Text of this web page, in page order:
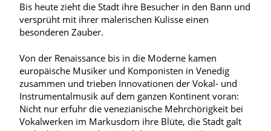
Bis heute zieht die Stadt ihre Besucher in den Bann und
versprüht mit ihrer malerischen Kulisse einen
besonderen Zauber.
Von der Renaissance bis in die Moderne kamen
europäische Musiker und Komponisten in Venedig
zusammen und trieben Innovationen der Vokal- und
Instrumentalmusik auf dem ganzen Kontinent voran:
Nicht nur erfuhr die venezianische Mehrchörigkeit bei
Vokalwerken im Markusdom ihre Blüte, die Stadt galt